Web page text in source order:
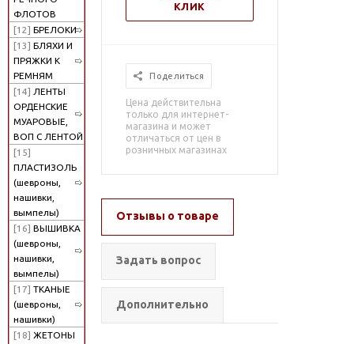
ФЛОТОВ
[12] БРЕЛОКИ
[13] БЛЯХИ И
ПРЯЖКИ К
РЕМНЯМ
[14] ЛЕНТЫ
ОРДЕНСКИЕ
МУАРОВЫЕ,
ВОП С ЛЕНТОЙ
[15]
ПЛАСТИЗОЛЬ
(шевроны,
нашивки,
вымпелы)
[16] ВЫШИВКА
(шевроны,
нашивки,
вымпелы)
[17] ТКАНЫЕ
(шевроны,
нашивки)
[18] ЖЕТОНЫ
КЛИК
Поделиться
Цена действительна
только для интернет-
магазина и может
отличаться от цен в
розничных магазинах
Отзывы о товаре
Задать вопрос
Дополнительно